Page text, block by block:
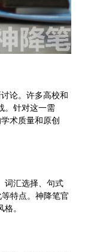
论。许多高校和
。针对这一需
术质量和原创
词汇选择、句式
特点。神降笔官
。